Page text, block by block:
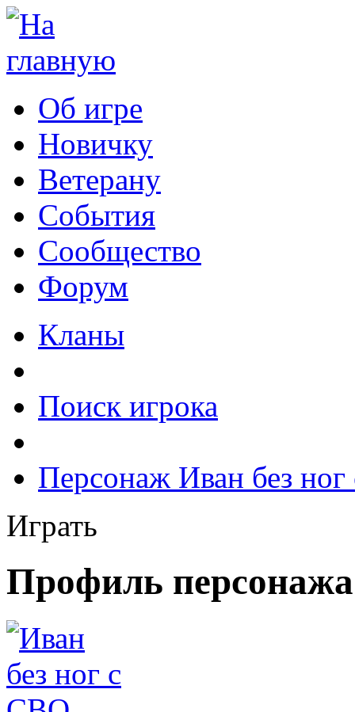
Об игре
Новичку
Ветерану
События
Сообщество
Форум
Кланы
Поиск игрока
Персонаж Иван без
Играть
Профиль